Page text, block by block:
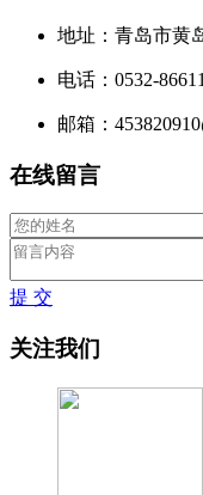
地址：青岛市黄
电话：0532-
邮箱：
在线留言
提 交
关注我们